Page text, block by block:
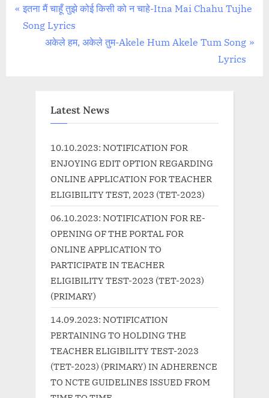
Post
navigation
P
r
इतना मैं चाहूँ तुझे कोई किसी को न चाहे-Itna Mai Chahu Tujhe
Song Lyrics
N
अकेले हम, अकेले तुम-Akele Hum Akele Tum Song
Lyrics
Latest News
10.10.2023: NOTIFICATION FOR
ENJOYING EDIT OPTION REGARDING
ONLINE APPLICATION FOR TEACHER
ELIGIBILITY TEST, 2023 (TET-2023)
06.10.2023: NOTIFICATION FOR RE-
OPENING OF THE PORTAL FOR
ONLINE APPLICATION TO
PARTICIPATE IN TEACHER
ELIGIBILITY TEST-2023 (TET-2023)
(PRIMARY)
14.09.2023: NOTIFICATION
PERTAINING TO HOLDING THE
TEACHER ELIGIBILITY TEST-2023
(TET-2023) (PRIMARY) IN ADHERENCE
TO NCTE GUIDELINES ISSUED FROM